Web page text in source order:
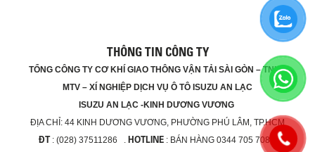
THÔNG TIN CÔNG TY
TỔNG CÔNG TY CƠ KHÍ GIAO THÔNG VẬN TẢI SÀI GÒN – TNHH
MTV – XÍ NGHIỆP DỊCH VỤ Ô TÔ ISUZU AN LẠC
ISUZU AN LẠC -KINH DƯƠNG VƯƠNG
ĐỊA CHỈ: 44 KINH DƯƠNG VƯƠNG, PHƯỜNG PHÚ LÂM, TP.HCM
ĐT: (028) 37511286 . HOTLINE : BÁN HÀNG 0344 705 708 ,